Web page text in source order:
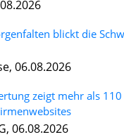
blickt die
06.08.2026
zeigt mehr als
06.08.2026